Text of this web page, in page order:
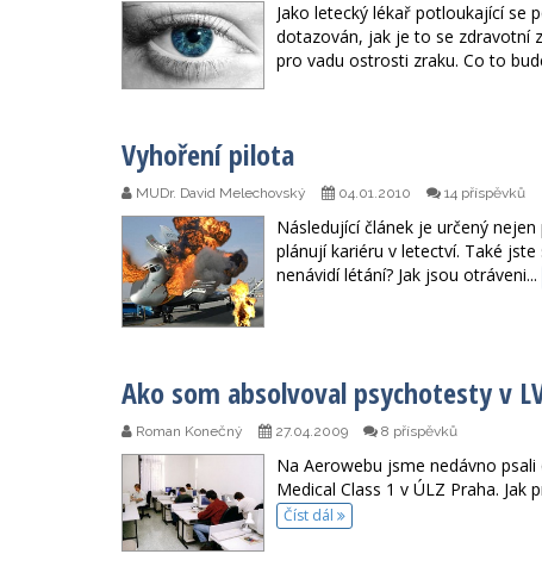
Jako letecký lékař potloukající se
dotazován, jak je to se zdravotní
pro vadu ostrosti zraku. Co to
Vyhoření pilota
MUDr. David Melechovský 04.01.2010 14 příspěvků
Následující článek je určený
plánují kariéru v letectví. Také
nenávidí létání? Jak jsou otráveni...
Ako som absolvoval psychotesty v
Roman Konečný 27.04.2009 8 příspěvků
Na Aerowebu jsme nedávno
Medical Class 1 v ÚLZ Praha.
Číst dál